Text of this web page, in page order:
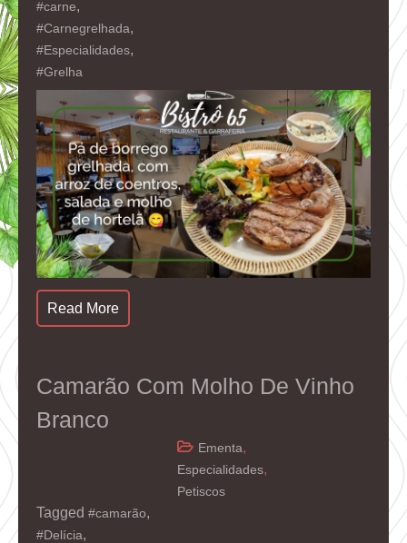
#carne,
#Carnegrelhada,
#Especialidades,
#Grelha
Read More
Camarão Com Molho De Vinho
Branco
Ementa,
Especialidades,
Petiscos
Tagged #camarão,
#Delícia,